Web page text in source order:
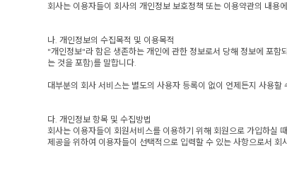
회사는 이용자들이 회사의 개인정보 보호정책 또는 이용약관의 내
나. 개인정보의 수집목적 및 이용목적
"개인정보"라 함은 생존하는 개인에 관한 정보로서 당해 정보에 포
는 것을 포함)를 말합니다.
대부분의 회사 서비스는 별도의 사용자 등록이 없이 언제든지 사용
다. 개인정보 항목 및 수집방법
회사는 이용자들이 회원서비스를 이용하기 위해 회원으로 가입하실
제공을 위하여 이용자들이 선택적으로 입력할 수 있는 사항으로서